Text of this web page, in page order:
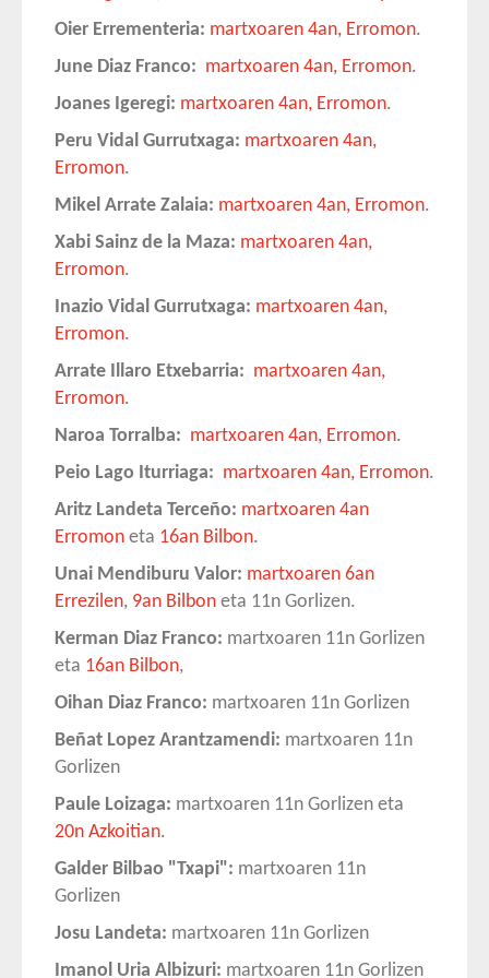
Oier Errementeria: martxoaren 4an, Erromon.
June Diaz Franco: martxoaren 4an, Erromon.
Joanes Igeregi: martxoaren 4an, Erromon.
Peru Vidal Gurrutxaga: martxoaren 4an,
Erromon.
Mikel Arrate Zalaia: martxoaren 4an, Erromon.
Xabi Sainz de la Maza: martxoaren 4an,
Erromon.
Inazio Vidal Gurrutxaga: martxoaren 4an,
Erromon.
Arrate Illaro Etxebarria: martxoaren 4an,
Erromon.
Naroa Torralba: martxoaren 4an, Erromon.
Peio Lago Iturriaga: martxoaren 4an, Erromon.
Aritz Landeta Terceño: martxoaren 4an
Erromon eta 16an Bilbon.
Unai Mendiburu Valor: martxoaren 6an
Errezilen, 9an Bilbon eta 11n Gorlizen.
Kerman Diaz Franco: martxoaren 11n Gorlizen
eta 16an Bilbon,
Oihan Diaz Franco: martxoaren 11n Gorlizen
Beñat Lopez Arantzamendi: martxoaren 11n
Gorlizen
Paule Loizaga: martxoaren 11n Gorlizen eta
20n Azkoitian.
Galder Bilbao "Txapi": martxoaren 11n
Gorlizen
Josu Landeta: martxoaren 11n Gorlizen
Imanol Uria Albizuri: martxoaren 11n Gorlizen